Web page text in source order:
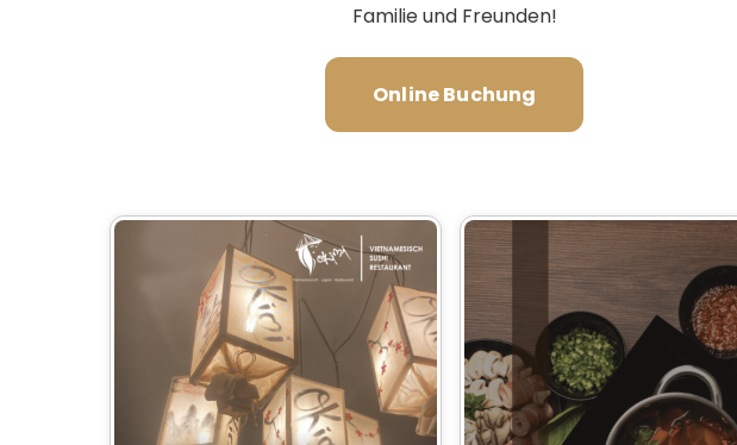
Familie und Freunden!
Online Buchung